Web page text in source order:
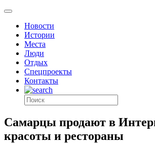
Новости
Истории
Места
Люди
Отдых
Спецпроекты
Контакты
Самарцы продают в
красоты и рестораны